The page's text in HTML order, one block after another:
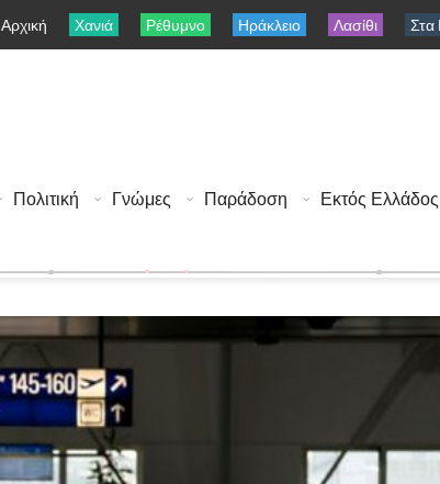
Αρχική Χανιά Ρέθυμνο Ηράκλειο Λασίθι Στα
Πολιτική Γνώμες Παράδοση
Εκτός Ελλάδος